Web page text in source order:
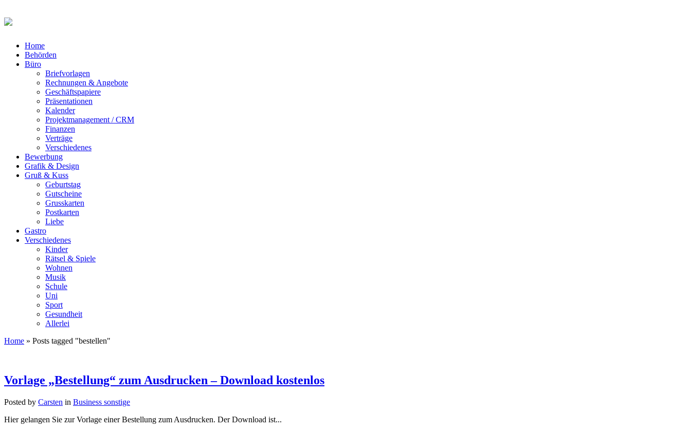
Home
Behörden
Büro
Briefvorlagen
Rechnungen & Angebote
Geschäftspapiere
Präsentationen
Kalender
Projektmanagement / CRM
Finanzen
Verträge
Verschiedenes
Bewerbung
Grafik & Design
Gruß & Kuss
Geburtstag
Gutscheine
Grusskarten
Postkarten
Liebe
Gastro
Verschiedenes
Kinder
Rätsel & Spiele
Wohnen
Musik
Schule
Uni
Sport
Gesundheit
Allerlei
Home » Posts tagged "bestellen"
Vorlage „Bestellung“ zum Ausdrucken – Download kostenlos
Posted by Carsten in Business sonstige
Hier gelangen Sie zur Vorlage einer Bestellung zum Ausdrucken. Der Download ist...